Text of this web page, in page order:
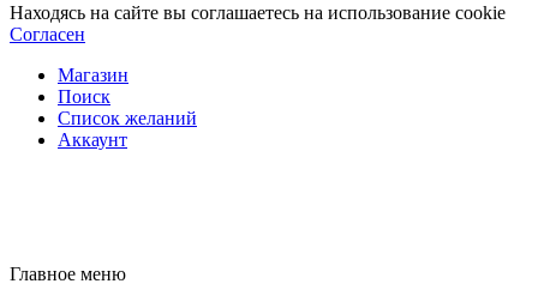
Находясь на сайте вы соглашаетесь на использование cookie
Согласен
Магазин
Поиск
Список желаний
Аккаунт
Главное меню